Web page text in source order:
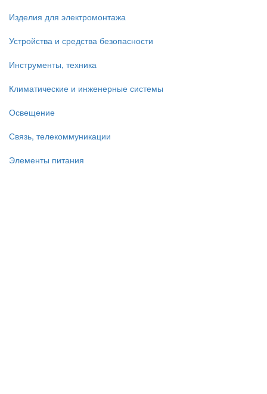
Изделия для электромонтажа
Устройства и средства безопасности
Инструменты, техника
Климатические и инженерные системы
Освещение
Связь, телекоммуникации
Элементы питания